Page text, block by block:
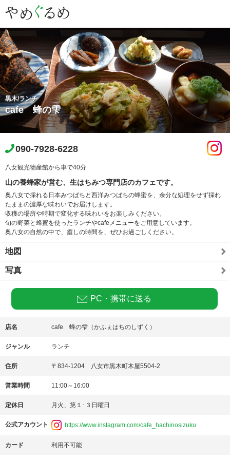
黒木/ランチ
cafe 蜂の雫
090-7928-6228
八女観光物産館から車で40分
山の養蜂家が営む、生はちみつ専門店のカフェです。
奥八女で採れる日本みつばちと西洋みつばちの蜂蜜を、余分な処理をせず採れ
たままの濃厚な味わいでお届けします。
収穫の場所や時期で変化する味わいをお楽しみください。
旬の野菜と蜂蜜を使ったランチやcafeメニューをご用意しています。
奥八女の自然の中で、癒しの時間を、ぜひお過ごしください。
地図
写真
PC・携帯に送る
店名 cafe 蜂の雫（かふぇはちのしずく）
ジャンル ランチ
住所 〒834-1204 八女市黒木町木屋5504-2
営業時間 11:00～16:00
定休日 月火、第１･３日曜日
公式アカウント https://www.instagram.com/cafe_hachinosizuku
カード 利用不可能